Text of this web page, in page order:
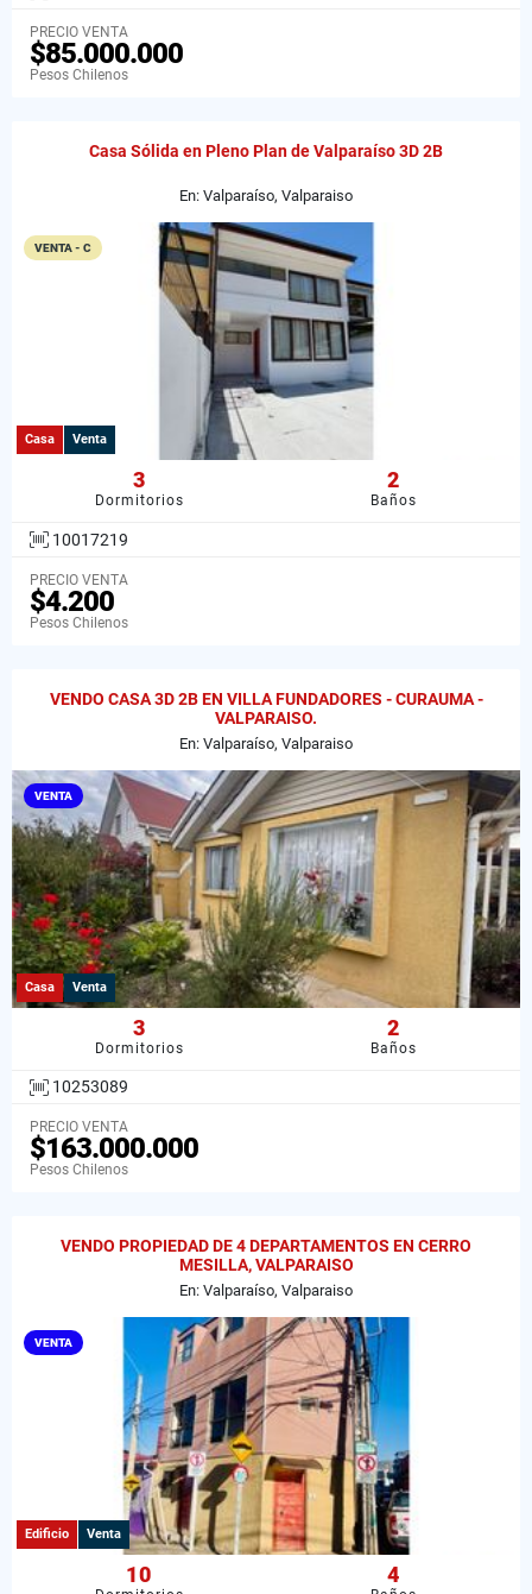
PRECIO VENTA
$85.000.000
Pesos Chilenos
Casa Sólida en Pleno Plan de Valparaíso 3D 2B
En: Valparaíso, Valparaiso
VENTA - C
Casa Venta
3
Dormitorios
2
Baños
10017219
PRECIO VENTA
$4.200
Pesos Chilenos
VENDO CASA 3D 2B EN VILLA FUNDADORES - CURAUMA -
VALPARAISO.
En: Valparaíso, Valparaiso
VENTA
Casa Venta
3
Dormitorios
2
Baños
10253089
PRECIO VENTA
$163.000.000
Pesos Chilenos
VENDO PROPIEDAD DE 4 DEPARTAMENTOS EN CERRO
MESILLA, VALPARAISO
En: Valparaíso, Valparaiso
VENTA
Edificio Venta
10 4